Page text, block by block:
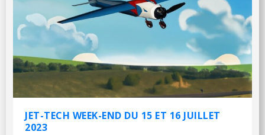
JET-TECH WEEK-END DU 15 ET 16 JUILLET
2023